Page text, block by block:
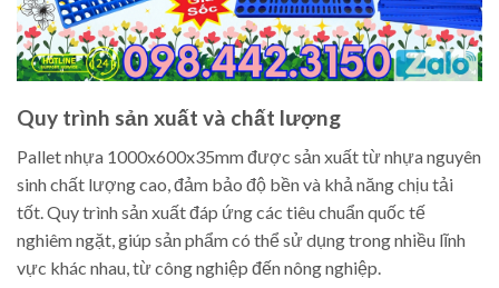
Quy trình sản xuất và chất lượng
Pallet nhựa 1000x600x35mm được sản xuất từ nhựa nguyên
sinh chất lượng cao, đảm bảo độ bền và khả năng chịu tải
tốt. Quy trình sản xuất đáp ứng các tiêu chuẩn quốc tế
nghiêm ngặt, giúp sản phẩm có thể sử dụng trong nhiều lĩnh
vực khác nhau, từ công nghiệp đến nông nghiệp.